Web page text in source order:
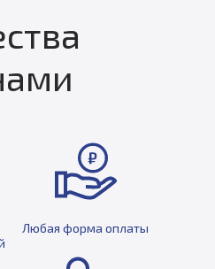
Любая форма оплаты